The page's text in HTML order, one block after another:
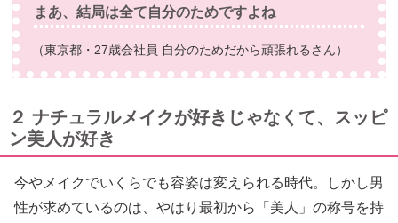
まあ、結局は全て自分のためですよね
（東京都・27歳会社員 自分のためだから頑張れるさん）
２ ナチュラルメイクが好きじゃなくて、スッピ
ン美人が好き
今やメイクでいくらでも容姿は変えられる時代。しかし男
性が求めているのは、やはり最初から「美人」の称号を持